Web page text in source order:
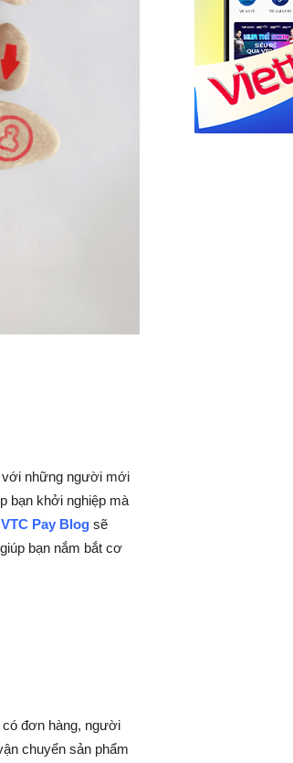
với những người mới
bạn khởi nghiệp mà
VTC Pay Blog sẽ
bạn nắm bắt cơ
có đơn hàng, người
chuyển sản phẩm